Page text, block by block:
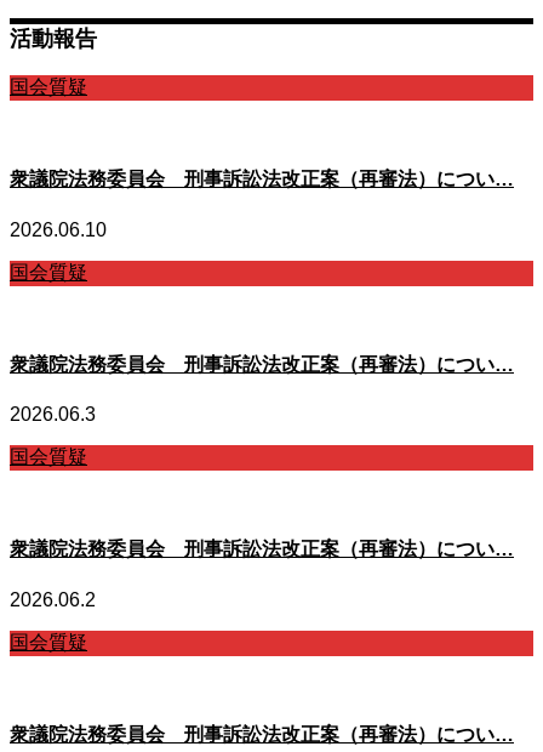
活動報告
国会質疑
衆議院法務委員会 刑事訴訟法改正案（再審法）につい…
2026.06.10
国会質疑
衆議院法務委員会 刑事訴訟法改正案（再審法）につい…
2026.06.3
国会質疑
衆議院法務委員会 刑事訴訟法改正案（再審法）につい…
2026.06.2
国会質疑
衆議院法務委員会 刑事訴訟法改正案（再審法）につい…